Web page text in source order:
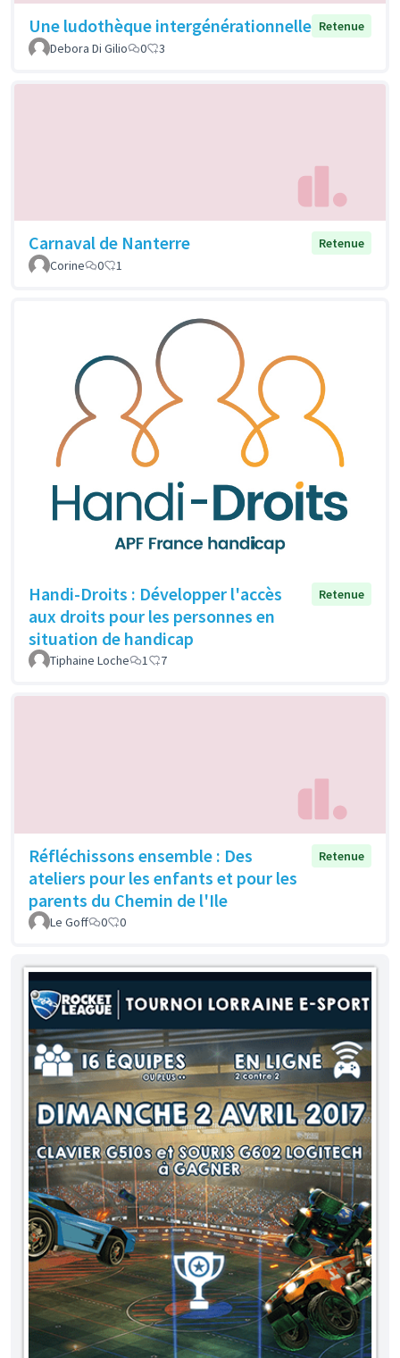
Une ludothèque intergénérationnelle Retenue
Debora Di Gilio
0 3
Carnaval de Nanterre
Retenue
Corine
0 1
Handi-Droits : Développer l'accès
aux droits pour les personnes en
situation de handicap
Retenue
Tiphaine Loche 1 7
Réfléchissons ensemble : Des
ateliers pour les enfants et pour les
parents du Chemin de l'Ile
Retenue
Le Goff 0 0